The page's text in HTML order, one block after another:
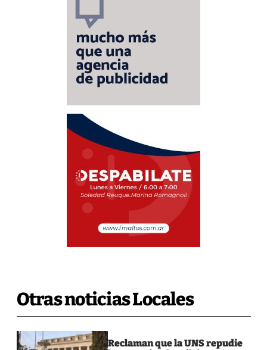
Otras noticias Locales
Reclaman que la UNS repudie